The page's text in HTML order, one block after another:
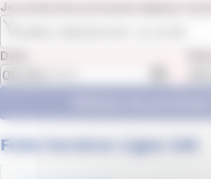
Je recherche un horaire depuis l'arrêt
Date
Fiche horaires Ligne 144